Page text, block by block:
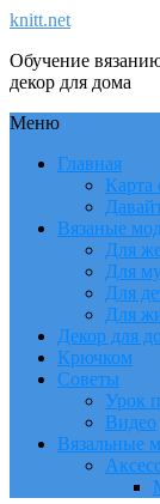
knitt.net
Обучение
декор для дома
Меню
Главная
Карта
Вязаные
Для
Для
Для
Для
Декор для
Крючком
Советы
Урок
Видео
Вязальные